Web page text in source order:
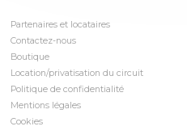
Partenaires et locataires
Contactez-nous
Boutique
Location/privatisation du circuit
Politique de confidentialité
Mentions légales
Cookies